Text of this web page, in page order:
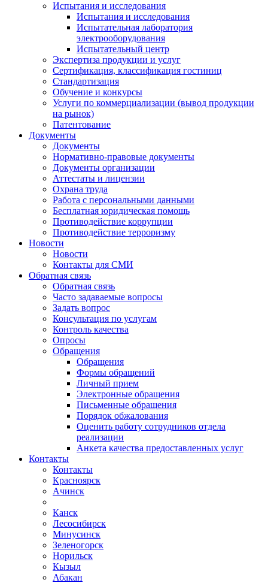
Испытания и исследования
Испытания и исследования
Испытательная лаборатория
электрооборудования
Испытательный центр
Экспертиза продукции и услуг
Сертификация, классификация гостиниц
Стандартизация
Обучение и конкурсы
Услуги по коммерциализации (вывод продукции
на рынок)
Патентование
Документы
Документы
Нормативно-правовые документы
Документы организации
Аттестаты и лицензии
Охрана труда
Работа с персональными данными
Бесплатная юридическая помощь
Противодействие коррупции
Противодействие терроризму
Новости
Новости
Контакты для СМИ
Обратная связь
Обратная связь
Часто задаваемые вопросы
Задать вопрос
Консультация по услугам
Контроль качества
Опросы
Обращения
Обращения
Формы обращений
Личный прием
Электронные обращения
Письменные обращения
Порядок обжалования
Оценить работу сотрудников отдела
реализации
Анкета качества предоставленных услуг
Контакты
Контакты
Красноярск
Ачинск
Канск
Лесосибирск
Минусинск
Зеленогорск
Норильск
Кызыл
Абакан